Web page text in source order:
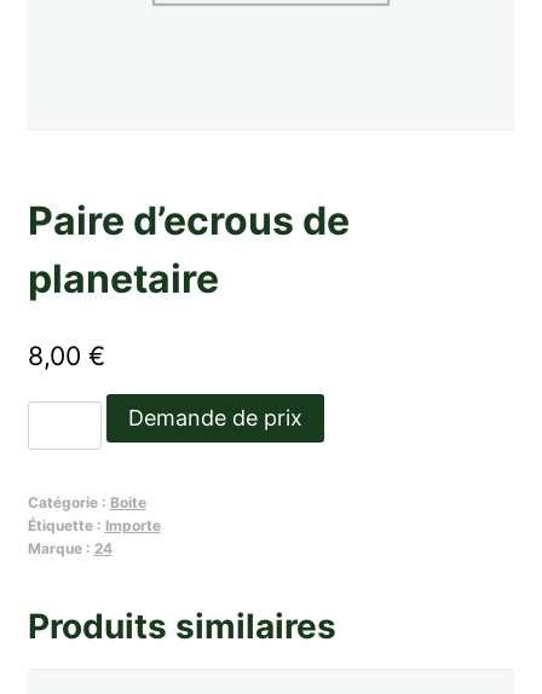
Paire d’ecrous de
planetaire
8,00 €
de
d'ecrous
de
Demande de prix
Catégorie : Boite
Étiquette : Importe
Marque : 24
Produits similaires